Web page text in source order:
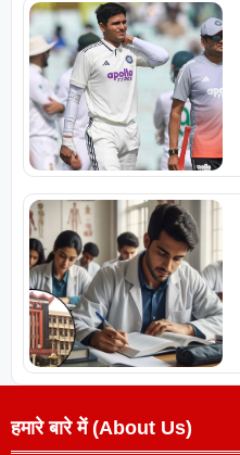
हमारे बारे में (About Us)